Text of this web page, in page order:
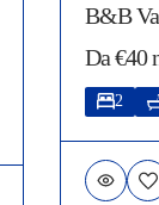
B&B
Da €40
2